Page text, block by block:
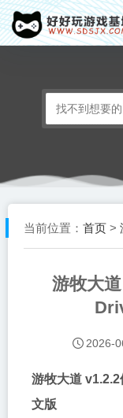
当前位置： 首页 >
游牧大
2026-
游牧大道
文版